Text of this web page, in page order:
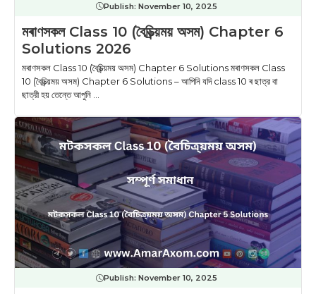
Publish: November 10, 2025
মৰাণসকল Class 10 (বৈচিত্ৰ্য়ময় অসম) Chapter 6
Solutions 2026
মৰাণসকল Class 10 (বৈচিত্ৰ্য়ময় অসম) Chapter 6 Solutions মৰাণসকল Class
10 (বৈচিত্ৰ্য়ময় অসম) Chapter 6 Solutions – আপিনি যদি class 10 ৰ ছাত্র বা
ছাত্রী হয় তেন্তে আপুনি ...
Publish: November 10, 2025